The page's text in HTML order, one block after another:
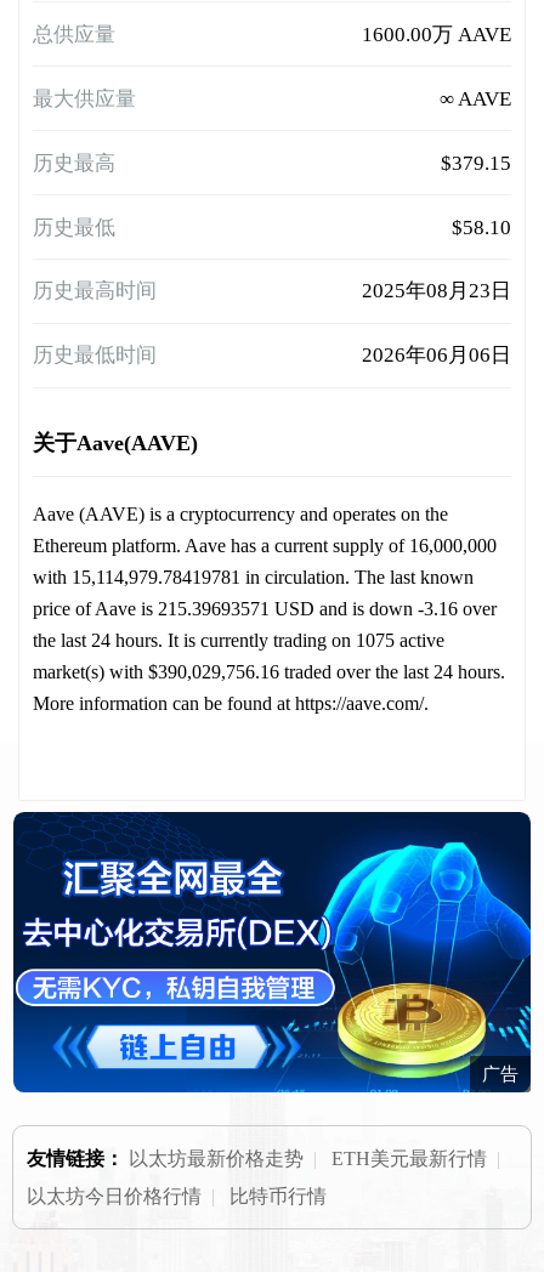
总供应量 1600.00万 AAVE
最大供应量 ∞ AAVE
历史最高 $379.15
历史最低 $58.10
历史最高时间 2025年08月23日
历史最低时间 2026年06月06日
关于Aave(AAVE)
Aave (AAVE) is a cryptocurrency and operates on the
Ethereum platform. Aave has a current supply of 16,000,000
with 15,114,979.78419781 in circulation. The last known
price of Aave is 215.39693571 USD and is down -3.16 over
the last 24 hours. It is currently trading on 1075 active
market(s) with $390,029,756.16 traded over the last 24 hours.
More information can be found at https://aave.com/.
广告
友情链接： 以太坊最新价格走势 |ETH美元最新行情 |
以太坊今日价格行情 | 比特币行情